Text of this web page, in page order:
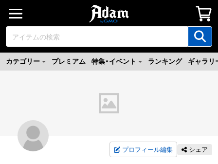
カテゴリー プレミアム 特集・イベント ランキング ギャラリ
プロフィール編集 シェア